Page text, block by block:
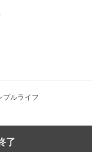
プルライフ
了